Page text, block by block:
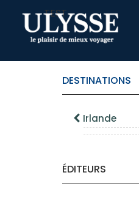
TEST
DESTINATIONS
Irlande
ÉDITEURS